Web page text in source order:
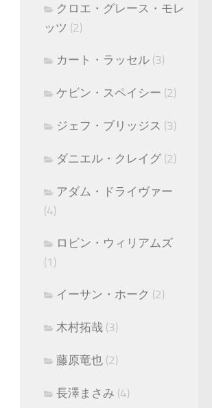
クロエ・グレース・モレ
ッツ (2)
カート・ラッセル (3)
ケビン・スペイシー (2)
ジェフ・ブリッジス (3)
ダニエル・クレイグ (2)
アダム・ドライヴァー
(4)
ロビン・ウィリアムズ
(1)
イーサン・ホーク (2)
木村拓哉 (3)
藤原竜也 (2)
長澤まさみ (4)